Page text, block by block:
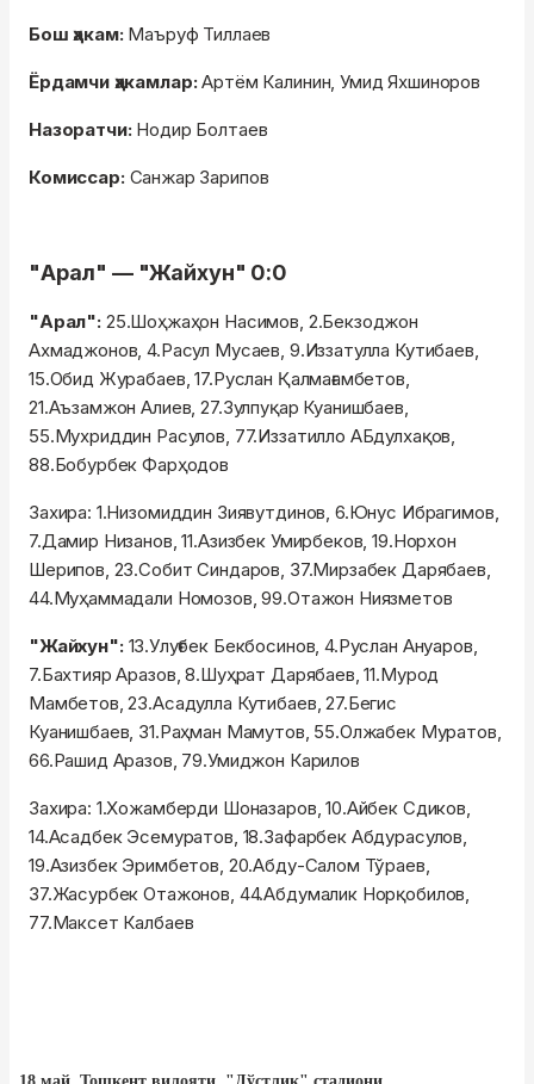
Бош ҳакам:Маъруф Тиллаев
Ёрдамчи ҳакамлар:Артём Калинин, Умид Яхшиноров
Назоратчи: Нодир Болтаев
Комиссар: Санжар Зарипов
"Арал" — "Жайхун" 0:0
"Арал": 25.Шоҳжаҳон Насимов, 2.Бекзоджон
Ахмаджонов, 4.Расул Мусаев, 9.Иззатулла Кутибаев,
15.Обид Журабаев, 17.Руслан Қалмағамбетов,
21.Аъзамжон Алиев, 27.Зулпуқар Куанишбаев,
55.Мухриддин Расулов, 77.Иззатилло АБдулхақов,
88.Бобурбек Фарҳодов
Захира: 1.Низомиддин Зиявутдинов, 6.Юнус Ибрагимов,
7.Дамир Низанов, 11.Азизбек Умирбеков, 19.Норхон
Шерипов, 23.Собит Синдаров, 37.Мирзабек Дарябаев,
44.Муҳаммадали Номозов, 99.Отажон Ниязметов
"Жайхун": 13.Улуғбек Бекбосинов, 4.Руслан Ануаров,
7.Бахтияр Аразов, 8.Шуҳрат Дарябаев, 11.Мурод
Мамбетов, 23.Асадулла Кутибаев, 27.Бегис
Куанишбаев, 31.Раҳман Мамутов, 55.Олжабек Муратов,
66.Рашид Аразов, 79.Умиджон Карилов
Захира: 1.Хожамберди Шоназаров, 10.Айбек Сдиков,
14.Асадбек Эсемуратов, 18.Зафарбек Абдурасулов,
19.Азизбек Эримбетов, 20.Абду-Салом Тўраев,
37.Жасурбек Отажонов, 44.Абдумалик Норқобилов,
77.Максет Калбаев